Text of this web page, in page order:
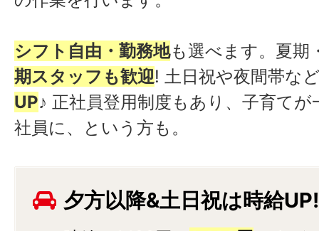
シフト自由・勤務地も選べます。夏期
期スタッフも歓迎! 土日祝や夜間帯な
UP♪ 正社員登用制度もあり、子育て
社員に、という方も。
夕方以降&土日祝は時給UP!